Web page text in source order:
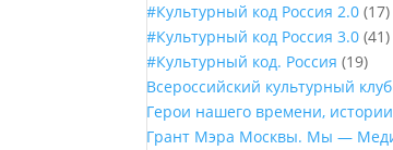
#Культурный код Россия 2.0 (17)
#Культурный код Россия 3.0 (41)
#Культурный код. Россия (19)
Всероссийский культурный клуб
Герои нашего времени,
Грант Мэра Москвы. Мы —